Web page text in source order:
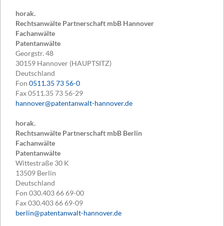
horak.
Rechtsanwälte Partnerschaft mbB Hannover
Fachanwälte
Patentanwälte
Georgstr. 48
30159 Hannover (HAUPTSITZ)
Deutschland
Fon 0511.35 73 56-0
Fax0511.35 73 56-29
hannover@patentanwalt-hannover.de
horak.
Rechtsanwälte Partnerschaft mbB Berlin
Fachanwälte
Patentanwälte
Wittestraße 30 K
13509 Berlin
Deutschland
Fon 030.403 66 69-00
Fax030.403 66 69-09
berlin@patentanwalt-hannover.de